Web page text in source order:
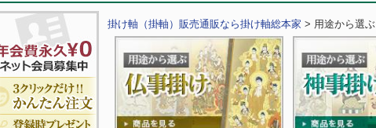
掛け軸（掛軸）販売通販なら掛け軸総本家 > 用途から選ぶ